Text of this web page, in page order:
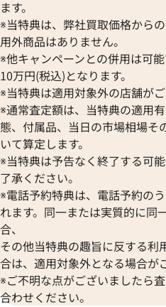
日時点の参考買取価格です
ゴン EG35SCH
格
日時点の参考買取価格です
オリエント
ORIS
オリス
Audemars Piguet
オーデマ ピゲ
Vacheron Constantin
ヴァシュロン・コンスタンタ
Van Cleef & Arpels
ヴァンクリーフ＆アーペル
Versace
ヴェルサーチ
Wempe
CENTURY
センチュリー
ZENITH
ゼニス
ブレゲ
BULOVA
ブローバ
Bell & Ross
ベル＆ロス
BAUME＆MERCIER
ボーム＆メルシエ
BALL Watch
ボール ウォッチ
ます。
※当特典は、弊社買取価格から
用外商品はありません。
※他キャンペーンとの併用は可
10万円(税込)となります。
※当特典は適用対象外の店舗がご
※通常査定額は、当特典の適用
態、付属品、当日の市場相場そ
いて算定します。
※当特典は予告なく終了する可
了承ください。
※電話予約特典は、電話予約の
れます。同一または実質的に同
合、
その他当特典の趣旨に反する利
合は、適用対象外となる場合が
※ご不明な点がございましたら
合わせください。